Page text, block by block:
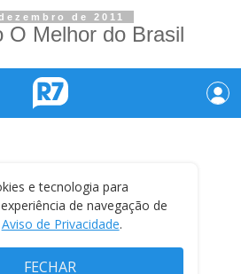
de 2011
O Melhor do Brasil